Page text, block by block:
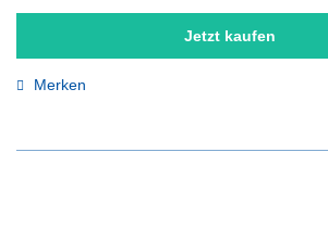
Jetzt kaufen
Merken